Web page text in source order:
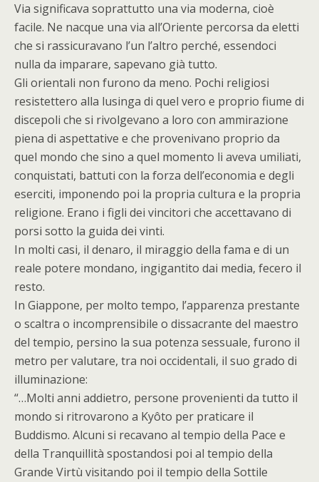
Via significava soprattutto una via moderna, cioè
facile. Ne nacque una via all’Oriente percorsa da eletti
che si rassicuravano l’un l’altro perché, essendoci
nulla da imparare, sapevano già tutto.
Gli orientali non furono da meno. Pochi religiosi
resistettero alla lusinga di quel vero e proprio fiume di
discepoli che si rivolgevano a loro con ammirazione
piena di aspettative e che provenivano proprio da
quel mondo che sino a quel momento li aveva umiliati,
conquistati, battuti con la forza dell’economia e degli
eserciti, imponendo poi la propria cultura e la propria
religione. Erano i figli dei vincitori che accettavano di
porsi sotto la guida dei vinti.
In molti casi, il denaro, il miraggio della fama e di un
reale potere mondano, ingigantito dai media, fecero il
resto.
In Giappone, per molto tempo, l’apparenza prestante
o scaltra o incomprensibile o dissacrante del maestro
del tempio, persino la sua potenza sessuale, furono il
metro per valutare, tra noi occidentali, il suo grado di
illuminazione:
“…Molti anni addietro, persone provenienti da tutto il
mondo si ritrovarono a Kyôto per praticare il
Buddismo. Alcuni si recavano al tempio della Pace e
della Tranquillità spostandosi poi al tempio della
Grande Virtù visitando poi il tempio della Sottile